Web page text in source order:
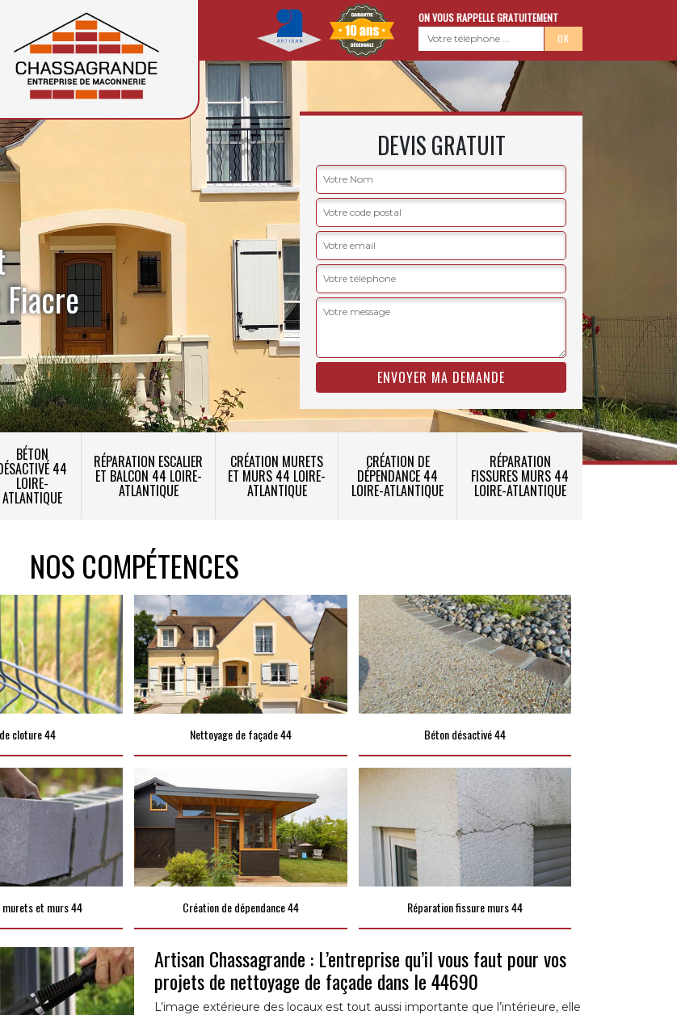
ON VOUS RAPPELLE GRATUITEMENT
DEVIS GRATUIT
BÉTON
44
LOIRE-
ATLANTIQUE
RÉPARATION ESCALIER
ET BALCON 44 LOIRE-
ATLANTIQUE
CRÉATION MURETS
ET MURS 44 LOIRE-
ATLANTIQUE
CRÉATION DE
DÉPENDANCE 44
LOIRE-ATLANTIQUE
RÉPARATION
FISSURES MURS 44
LOIRE-ATLANTIQUE
NOS COMPÉTENCES
cloture 44 Nettoyage de façade 44 Béton désactivé 44
murets et murs 44 Création de dépendance 44 Réparation fissure murs 44
Artisan Chassagrande : L’entreprise qu’il vous faut pour vos
projets de nettoyage de façade dans le 44690
L’image extérieure des locaux est tout aussi importante que l’intérieure, elle